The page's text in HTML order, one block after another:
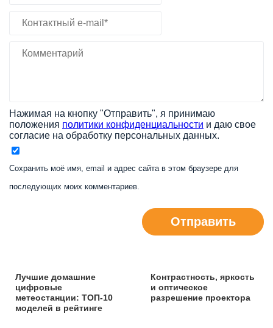
Нажимая на кнопку "Отправить", я принимаю
положения политики конфиденциальности и даю свое
согласие на обработку персональных данных.
Сохранить моё имя, email и адрес сайта в этом браузере для
последующих моих комментариев.
Отправить
Лучшие домашние
цифровые
метеостанции: ТОП-10
моделей в рейтинге
Контрастность, яркость
и оптическое
разрешение проектора